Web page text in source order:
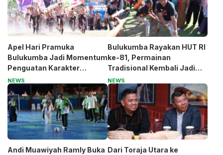
Apel Hari Pramuka
Bulukumba Jadi Momentum
Penguatan Karakter
Generasi Muda
NEWS
Bulukumba Rayakan HUT RI
ke-81, Permainan
Tradisional Kembali Jadi
Magnet
NEWS
Andi Muawiyah Ramly Buka Dari Toraja Utara ke